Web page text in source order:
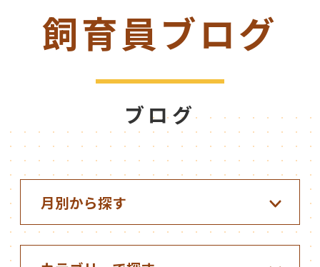
飼育員ブログ
ブログ